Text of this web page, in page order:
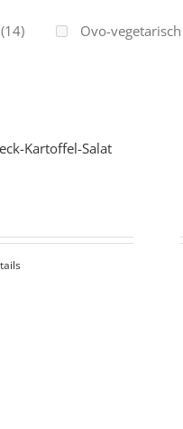
(14) Ovo-vegetarisch
Kartoffel-Salat